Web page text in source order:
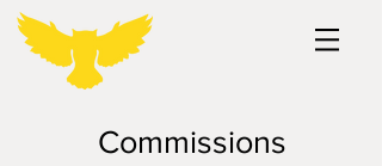
Commissions